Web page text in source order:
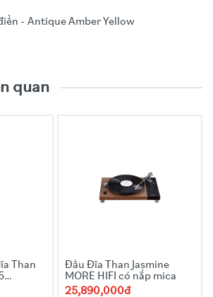
- Antique Amber Yellow
HiFi, LP, Bluetooth, USB, CD, FM Radio.
độ (33/45/78), tương thích với đĩa
quan
Than
Đầu Đĩa Than Jasmine
MORE HIFI có nắp mica
25,890,000đ